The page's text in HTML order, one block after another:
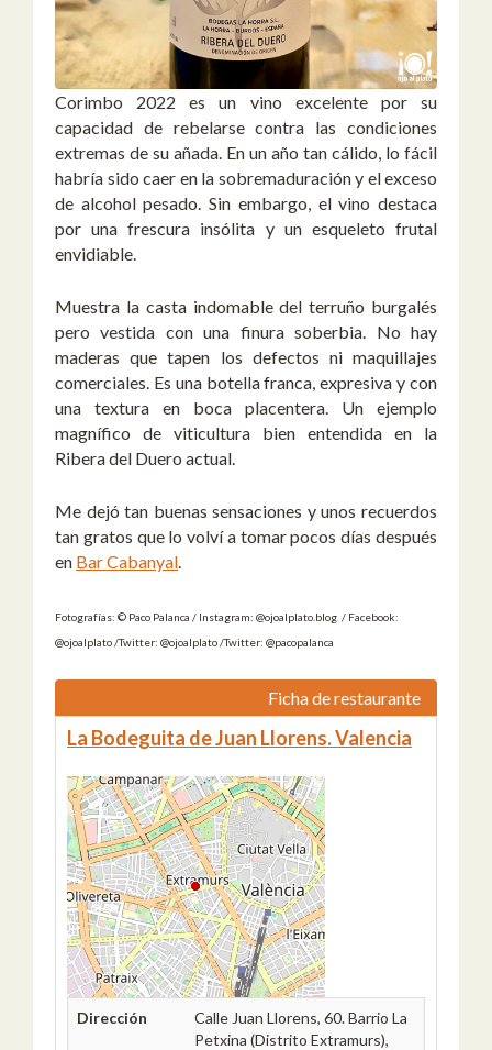
Corimbo 2022 es un vino excelente por su
capacidad de rebelarse contra las condiciones
extremas de su añada. En un año tan cálido, lo fácil
habría sido caer en la sobremaduración y el exceso
de alcohol pesado. Sin embargo, el vino destaca
por una frescura insólita y un esqueleto frutal
envidiable.
Muestra la casta indomable del terruño burgalés
pero vestida con una finura soberbia. No hay
maderas que tapen los defectos ni maquillajes
comerciales. Es una botella franca, expresiva y con
una textura en boca placentera. Un ejemplo
magnífico de viticultura bien entendida en la
Ribera del Duero actual.
Me dejó tan buenas sensaciones y unos recuerdos
tan gratos que lo volví a tomar pocos días después
en Bar Cabanyal.
Fotografías: © Paco Palanca / Instagram: @ojoalplato.blog / Facebook:
@ojoalplato /Twitter: @ojoalplato /Twitter: @pacopalanca
Ficha de restaurante
La Bodeguita de Juan Llorens. Valencia
Dirección
Calle Juan Llorens, 60. Barrio La
Petxina (Distrito Extramurs),